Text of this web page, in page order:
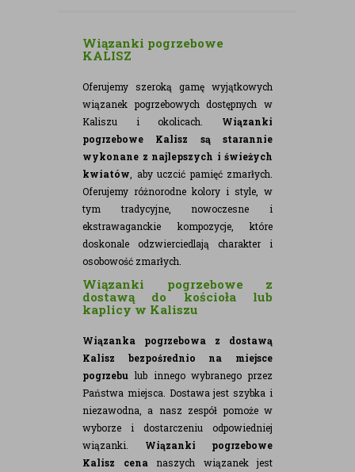
Wiązanki pogrzebowe
KALISZ
Oferujemy szeroką gamę wyjątkowych
wiązanek pogrzebowych dostępnych w
Kaliszu i okolicach. Wiązanki
pogrzebowe Kalisz są starannie
wykonane z najlepszych i świeżych
kwiatów , aby uczcić pamięć zmarłych.
Oferujemy różnorodne kolory i style, w
tym tradycyjne, nowoczesne i
ekstrawaganckie kompozycje, które
doskonale odzwierciedlają charakter i
osobowość zmarłych.
Wiązanki pogrzebowe z
dostawą do kościoła lub
kaplicy w Kaliszu
Wiązanka pogrzebowa z dostawą
Kalisz bezpośrednio na miejsce
pogrzebu lub innego wybranego przez
Państwa miejsca. Dostawa jest szybka i
niezawodna, a nasz zespół pomoże w
wyborze i dostarczeniu odpowiedniej
wiązanki. Wiązanki pogrzebowe
Kalisz cena naszych wiązanek jest